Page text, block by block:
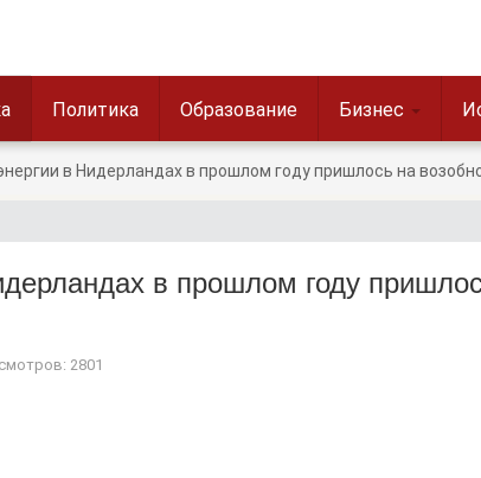
Политика Образование Бизнес
в Нидерландах в прошлом году пришлось на
в прошлом году
2801